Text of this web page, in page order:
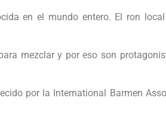
en el mundo entero. El ron
mezclar y por eso son
por la International Barmen